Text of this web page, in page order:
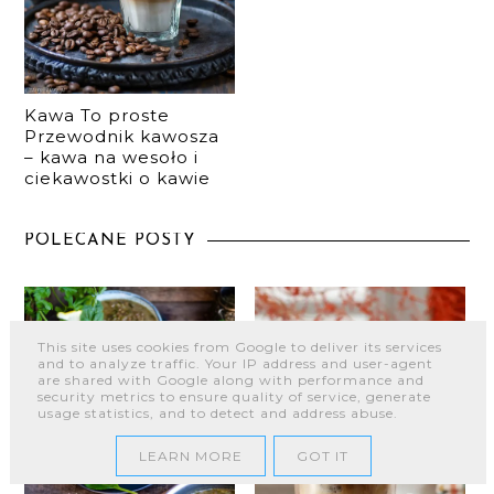
Kawa To proste
Przewodnik kawosza
– kawa na wesoło i
ciekawostki o kawie
POLECANE POSTY
This site uses cookies from Google to deliver its services
and to analyze traffic. Your IP address and user-agent
are shared with Google along with performance and
security metrics to ensure quality of service, generate
usage statistics, and to detect and address abuse.
LEARN MORE GOT IT